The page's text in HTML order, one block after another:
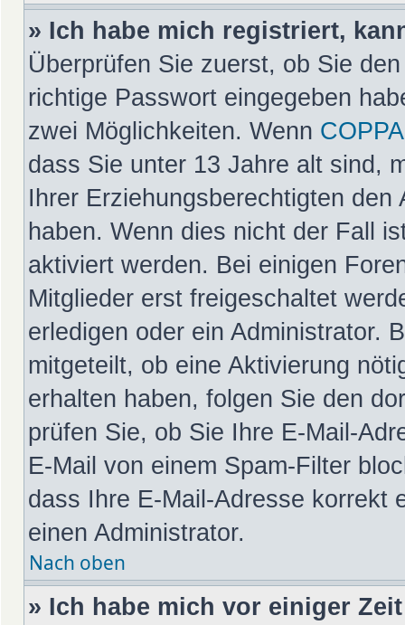
» Ich habe mich registriert,
Überprüfen Sie zuerst, ob Sie
richtige Passwort eingegeben
zwei Möglichkeiten. Wenn COPPA
dass Sie unter 13 Jahre alt sind,
Ihrer Erziehungsberechtigten
haben. Wenn dies nicht der Fall
aktiviert werden. Bei einigen
Mitglieder erst freigeschaltet
erledigen oder ein Administrator.
mitgeteilt, ob eine Aktivierung
erhalten haben, folgen Sie den
prüfen Sie, ob Sie Ihre E-Mail-
E-Mail von einem Spam-Filter
dass Ihre E-Mail-Adresse korrekt
einen Administrator.
Nach oben
» Ich habe mich vor einiger